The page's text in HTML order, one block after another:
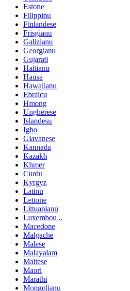
Estone
Filippinu
Finlandese
Frisgianu
Galizianu
Georgianu
Gujarati
Haitianu
Hausa
Hawaiianu
Ebraicu
Hmong
Ungherese
Islandesu
Igbo
Giavanese
Kannada
Kazakh
Khmer
Curdu
Kyrgyz
Latinu
Lettone
Littuanianu
Luxembou ..
Macedone
Malgache
Malese
Malayalam
Maltese
Maori
Marathi
Mongolianu